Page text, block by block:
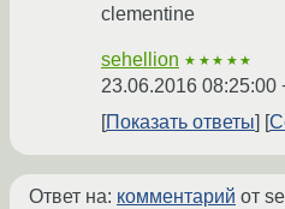
clementine
sehellion ★★★★★
23.06.2016 08:25:00
Показать ответы
Ответ на: комментарий от